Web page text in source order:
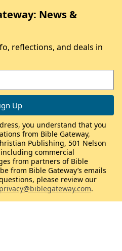
News &
reflections, and deals in
you understand that you
from Bible Gateway,
Publishing, 501 Nelson
including commercial
from partners of Bible
from Bible Gateway’s emails
please review our
privacy@biblegateway.com.